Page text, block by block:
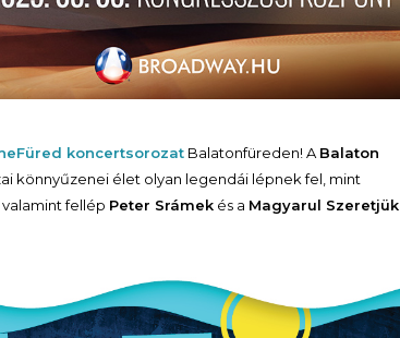
koncertsorozat Balatonfüreden! A Balaton
könnyűzenei élet olyan legendái lépnek fel, mint
valamint fellép Peter Srámek és a Magyarul Szeretjük